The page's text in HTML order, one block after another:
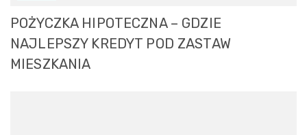
POŻYCZKA HIPOTECZNA – GDZIE
NAJLEPSZY KREDYT POD ZASTAW
MIESZKANIA